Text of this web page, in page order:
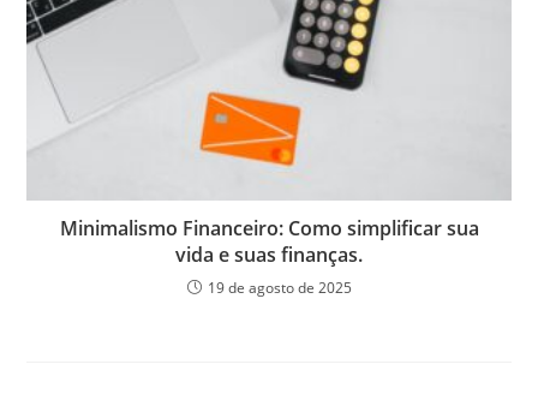
Minimalismo Financeiro: Como simplificar sua
vida e suas finanças.
19 de agosto de 2025